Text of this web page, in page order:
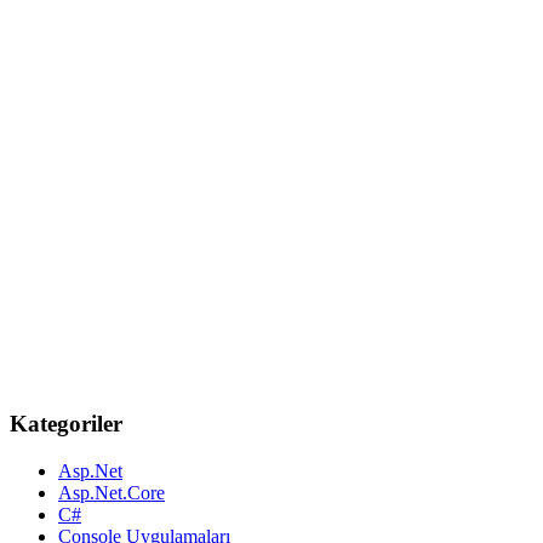
Kategoriler
Asp.Net
Asp.Net.Core
C#
Console Uygulamaları